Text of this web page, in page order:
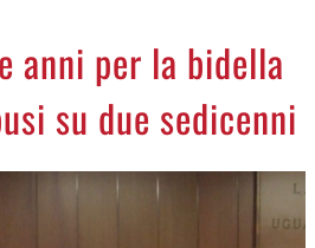
LA PIAZZA
ANIMALI
anni per la bidella
su due sedicenni